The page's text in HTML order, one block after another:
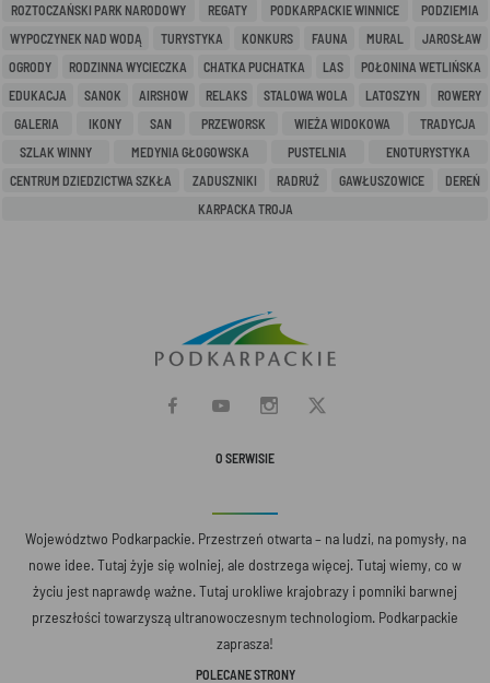
ROZTOCZAŃSKI PARK NARODOWY
REGATY PODKARPACKIE WINNICE
PODZIEMIA
WYPOCZYNEK NAD WODĄ
TURYSTYKA KONKURS FAUNA MURAL
JAROSŁAW
OGRODY
RODZINNA WYCIECZKA CHATKA PUCHATKA LAS
POŁONINA WETLIŃSKA
EDUKACJA
SANOK AIRSHOW RELAKS STALOWA WOLA LATOSZYN
ROWERY
GALERIA
IKONY SAN PRZEWORSK WIEŻA WIDOKOWA
TRADYCJA
SZLAK WINNY
MEDYNIA GŁOGOWSKA PUSTELNIA
ENOTURYSTYKA
CENTRUM DZIEDZICTWA SZKŁA
ZADUSZNIKI RADRUŻ GAWŁUSZOWICE
DEREŃ
KARPACKA TROJA
O SERWISIE
Województwo Podkarpackie. Przestrzeń otwarta – na ludzi, na pomysły, na
nowe idee. Tutaj żyje się wolniej, ale dostrzega więcej. Tutaj wiemy, co w
życiu jest naprawdę ważne. Tutaj urokliwe krajobrazy i pomniki barwnej
przeszłości towarzyszą ultranowoczesnym technologiom. Podkarpackie
zaprasza!
POLECANE STRONY